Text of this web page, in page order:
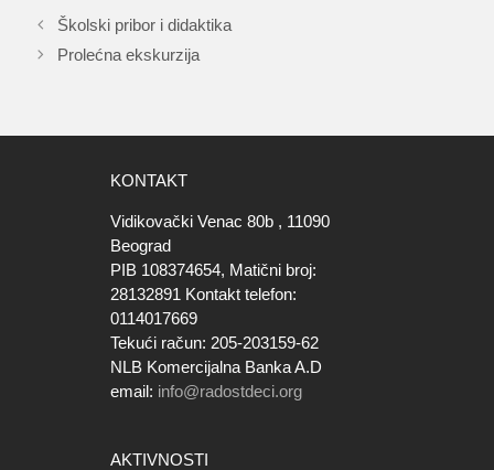
Školski pribor i didaktika
Prolećna ekskurzija
KONTAKT
Vidikovački Venac 80b , 11090
Beograd
PIB 108374654, Matični broj:
28132891 Kontakt telefon:
0114017669
Tekući račun: 205-203159-62
NLB Komercijalna Banka A.D
email: info@radostdeci.org
AKTIVNOSTI